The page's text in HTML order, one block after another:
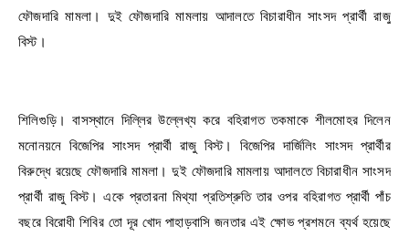
ফৌজদারি মামলা। দুই ফৌজদারি মামলায় আদালতে বিচারাধীন সাংসদ প্রার্থী রাজু
বিস্ট।
শিলিগুড়ি। বাসস্থানে দিল্লির উল্লেখ্য করে বহিরাগত তকমাকে শীলমোহর দিলেন
মনোনয়নে বিজেপির সাংসদ প্রার্থী রাজু বিস্ট। বিজেপির দার্জিলিং সাংসদ প্রার্থীর
বিরুদ্ধে রয়েছে ফৌজদারি মামলা। দুই ফৌজদারি মামলায় আদালতে বিচারাধীন সাংসদ
প্রার্থী রাজু বিস্ট। একে প্রতারনা মিথ্যা প্রতিশ্রুতি তার ওপর বহিরাগত প্রার্থী পাঁচ
বছরে বিরোধী শিবির তো দূর খোদ পাহাড়বাসি জনতার এই ক্ষোভ প্রশমনে ব্যর্থ হয়েছে